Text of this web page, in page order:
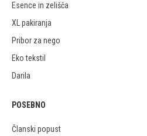
Esence in zelišča
XL pakiranja
Pribor za nego
Eko tekstil
Darila
POSEBNO
Članski popust